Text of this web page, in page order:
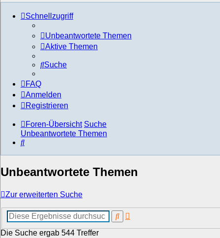
Schnellzugriff
Unbeantwortete Themen
Aktive Themen
Suche
FAQ
Anmelden
Registrieren
Foren-Übersicht Suche
Unbeantwortete Themen
Suche
Unbeantwortete Themen
Zur erweiterten Suche
Suche
Die Suche ergab 544 Treffer